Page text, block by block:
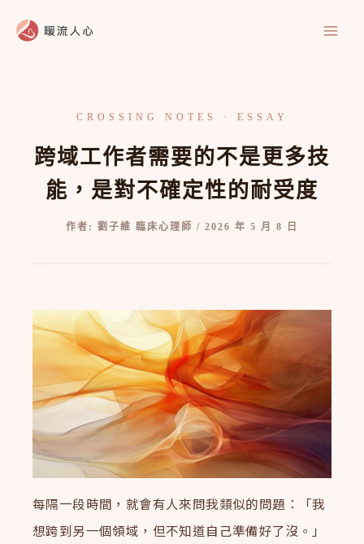
跨域工作者需要的不是更多技
能，是對不確定性的耐受度
作者: 劉子維 臨床心理師 / 2026 年 5 月 8 日
每隔一段時間，就會有人來問我類似的問題：「我
想跨到另一個領域，但不知道自己準備好了沒。」